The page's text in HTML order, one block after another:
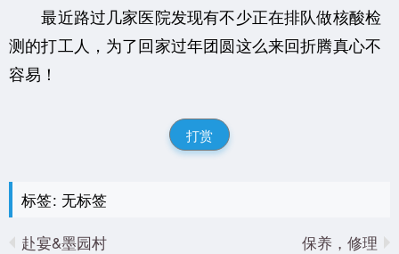
最近路过几家医院发现有不少正在排队做核酸检
测的打工人，为了回家过年团圆这么来回折腾真心不
容易！
打赏
标签: 无标签
赴宴&墨园村
保养，修理